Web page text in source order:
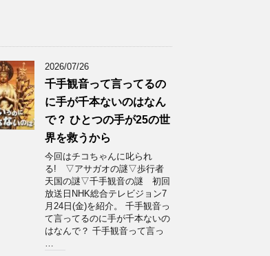
2026/07/26
千手観音って言ってるの
に手が千本ないのはなん
で？ ひとつの手が25の世
界を救うから
今回はチコちゃんに叱られ
る! ▽アサガオの謎▽歩行者
天国の謎▽千手観音の謎 初回
放送日NHK総合テレビジョン7
月24日(金)を紹介。 千手観音っ
て言ってるのに手が千本ないの
はなんで？ 千手観音って言っ
…